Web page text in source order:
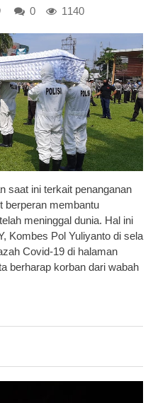
0 1140
saat ini terkait penanganan
berperan membantu
meninggal dunia. Hal ini
Kombes Pol Yuliyanto di sela
Covid-19 di halaman
berharap korban dari wabah